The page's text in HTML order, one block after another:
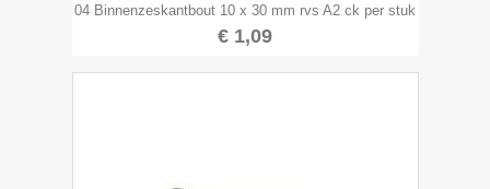
04 Binnenzeskantbout 10 x 30 mm rvs A2 ck per stuk
€ 1,09